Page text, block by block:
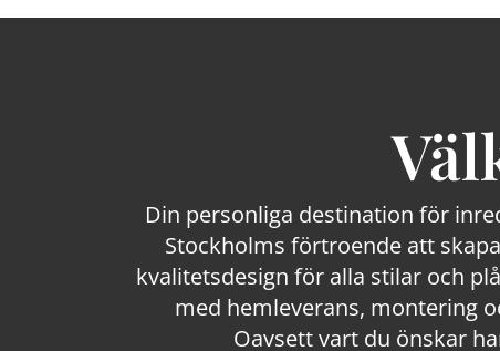
Din personliga destination för
Stockholms förtroende att
kvalitetsdesign för alla stilar och
med hemleverans, montering
Oavsett vart du önskar